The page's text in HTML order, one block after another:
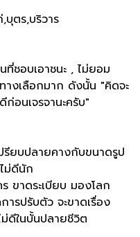
ตร,บริวาร
ชอบเอาชนะ , ไม่ยอม
างเลือกมาก ดังนั้น "คิดจะ
อนเจรจานะครับ"
รียบปลายคางกับขนาดรูป
ม่ดีนัก
ขาดระเบียบ มองโลก
ารปรับตัว จะขาดเรื่อง
ดีในบั้นปลายชีวิต